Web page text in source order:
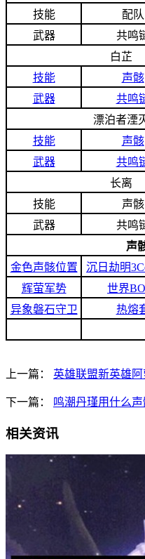
技能
配队
武器
共鸣
白芷
技能
声骸
武器
共鸣
漂泊者湮
技能
声骸
武器
共鸣
长离
技能
声骸
武器
共鸣
声
金色声骸位置
沉日劫明
辉萤军势
世界
异象磐石守卫
热熔
上一篇： 英雄联盟新英雄
下一篇： 鸣潮丹瑾用什么
相关资讯